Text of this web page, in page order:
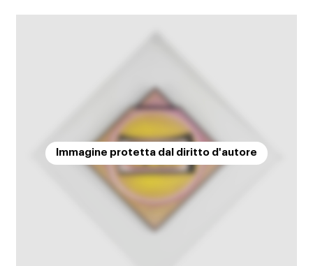
Immagine protetta dal diritto d'autore